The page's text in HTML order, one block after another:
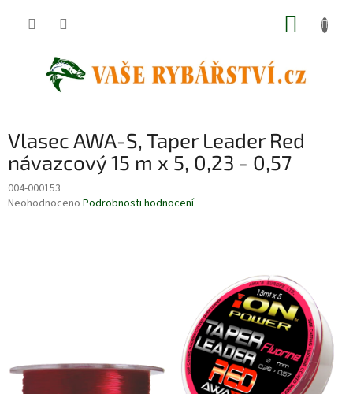
Vlasec AWA-S, Taper Leader Red
návazcový 15 m x 5, 0,23 - 0,57
004-000153
Průměrné
Neohodnoceno Podrobnosti hodnocení